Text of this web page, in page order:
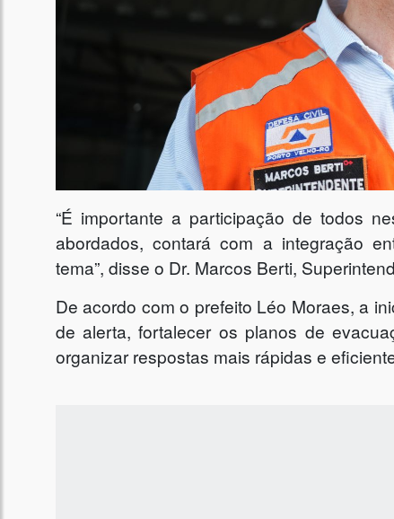
“É importante a participação de todos
abordados, contará com a integração
tema”, disse o Dr. Marcos Berti,
De acordo com o prefeito Léo Moraes, a
de alerta, fortalecer os planos de
organizar respostas mais rápidas e